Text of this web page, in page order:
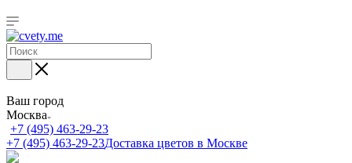
Ваш город
Москва
+7 (495) 463-29-23
+7 (495) 463-29-23Доставка цветов в Москве